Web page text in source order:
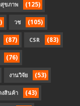
สุขภาพ (125)
วช (105)
(87) CSR (83)
(76)
งานวิจัย (53)
งสินค้า (43)